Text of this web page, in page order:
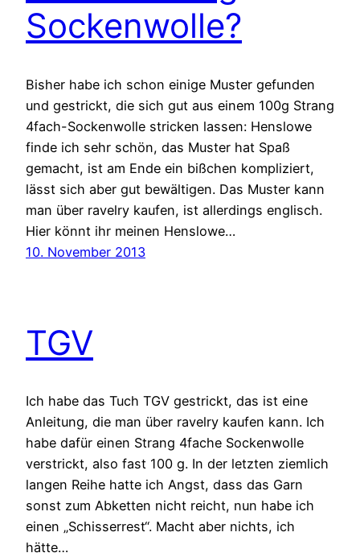
Sockenwolle?
Bisher habe ich schon einige Muster gefunden
und gestrickt, die sich gut aus einem 100g Strang
4fach-Sockenwolle stricken lassen: Henslowe
finde ich sehr schön, das Muster hat Spaß
gemacht, ist am Ende ein bißchen kompliziert,
lässt sich aber gut bewältigen. Das Muster kann
man über ravelry kaufen, ist allerdings englisch.
Hier könnt ihr meinen Henslowe…
10. November 2013
TGV
Ich habe das Tuch TGV gestrickt, das ist eine
Anleitung, die man über ravelry kaufen kann. Ich
habe dafür einen Strang 4fache Sockenwolle
verstrickt, also fast 100 g. In der letzten ziemlich
langen Reihe hatte ich Angst, dass das Garn
sonst zum Abketten nicht reicht, nun habe ich
einen „Schisserrest“. Macht aber nichts, ich
hätte…